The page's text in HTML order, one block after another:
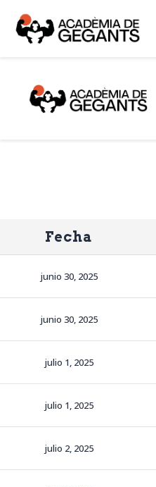
Alpargata Basquet
Tecnicamp
Alpargata Futbol
Gegants Camp
Fecha
junio 30, 2025
junio 30, 2025
julio 1, 2025
julio 1, 2025
julio 2, 2025